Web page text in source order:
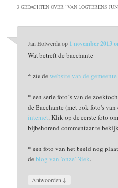
3 GEDACHTEN OVER “VAN LOGTERENS
Jan Holwerdaop 1 november 2013
Wat betreft de bacchante
* zie dewebsite van de
* een serie foto´s van de
de Bacchante (met ook foto's
internet. Klik op de eerste foto
bijbehorend commentaar te
* een foto van het beeld nog
deblog van 'onze' Niek.
Antwoorden ↓